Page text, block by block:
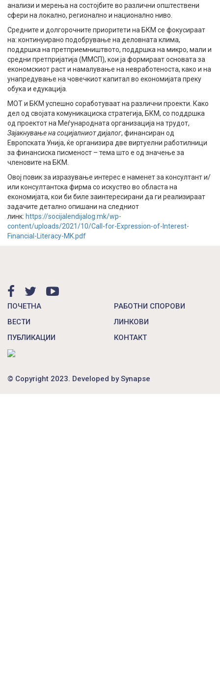
анализи и мерења на состојбите во различни општествени
сфери на локално, регионално и национално ниво.
Средните и долгорочните приоритети на БКМ се фокусираат
на: континуирано подобрување на деловната клима,
поддршка на претприемништвото, поддршка на микро, мали и
средни претпријатија (ММСП), кои ја формираат основата за
економскиот раст и намалување на невработеноста, како и на
унапредување на човечкиот капитал во економијата преку
обука и едукација.
МОТ и БКМ успешно соработуваат на различни проекти. Како
дел од својата комуникациска стратегија, БКМ, со поддршка
од проектот на Меѓународната организација на трудот,
Зајакнување на социјалниот дијалог, финансиран од
Европската Унија, ќе организира две виртуелни работилници
за финансиска писменост – тема што е од значење за
членовите на БКМ.
Овој повик за изразување интерес е наменет за консултант и/
или консултантска фирма со искуство во областа на
економијата, кои би биле заинтересирани да ги реализираат
задачите детално опишани на следниот
линк: https://socijalendijalog.mk/wp-
content/uploads/2021/10/Call-for-Expression-of-Interest-
Financial-Literacy-MK.pdf
ПОЧЕТНА
ВЕСТИ
ПУБЛИКАЦИИ
РАБОТНИ СПОРОВИ
ЛИНКОВИ
КОНТАКТ
© Copyright 2023. Developed bySynapse